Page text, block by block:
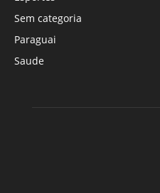
Sem categoria
Paraguai
Saude